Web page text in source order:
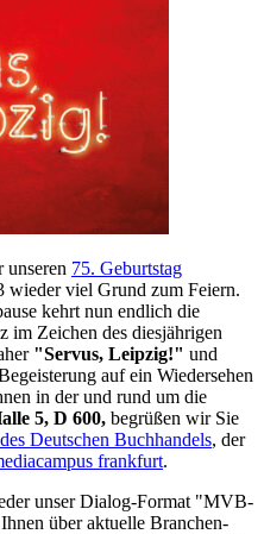
unseren 75. Geburtstag
wieder viel Grund zum Feiern.
kehrt nun endlich die
im Zeichen des diesjährigen
"Servus, Leipzig!" und
auf ein Wiedersehen
in der und rund um die
5, D 600, begrüßen wir Sie
Deutschen Buchhandels, der
frankfurt.
unser Dialog-Format "MVB-
über aktuelle Branchen-